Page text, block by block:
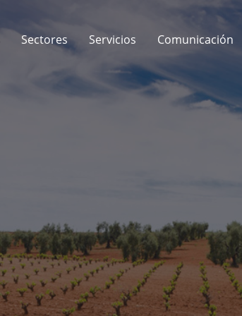
Sectores Servicios Comunicación